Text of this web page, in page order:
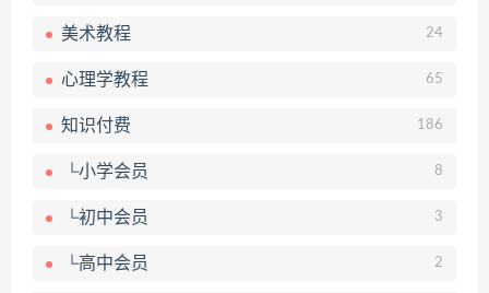
美术教程 24
心理学教程 65
知识付费 186
└小学会员 8
└初中会员 3
└高中会员 2